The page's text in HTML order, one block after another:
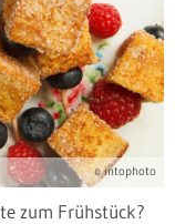
© intophoto
zum Frühstück?